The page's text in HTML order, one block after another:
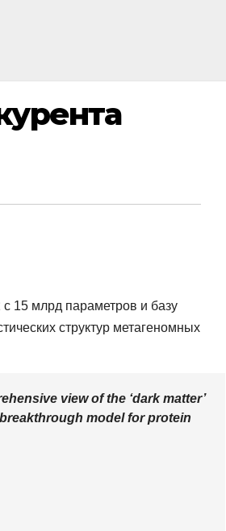
15 млрд параметров и базу
структур метагеномных
view of the ‘dark matter’
model for protein